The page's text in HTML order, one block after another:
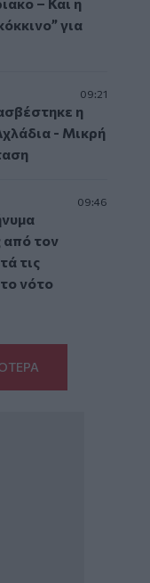
– Και η
για
09:21
η
- Μικρή
09:46
από τον
τις
νότο